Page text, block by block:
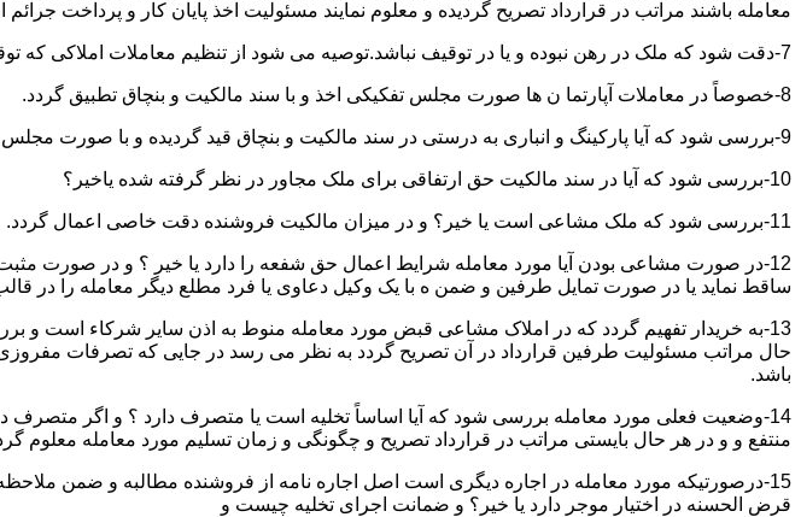
معامله باشند مراتب در قرارداد تصریح گردیده و معلوم نمایند مسئولیت اخذ پایان کار و پرداخت
7-دقت شود که ملک در رهن نبوده و یا در توقیف نباشد.توصیه می شود از تنظیم معاملات املاکی که توقیف می باشند خودداری نموده و انجام معامله را منوط به رفع توقیف و فک رهن نمائید.
8-خصوصاً در معاملات آپارتما ن ها صورت مجلس تفکیکی اخذ و با سند مالکیت و بنچاق تطبیق گردد.
9-بررسی شود که آیا پارکینگ و انباری به درستی در سند مالکیت و بنچاق قید گردیده و با صورت مجلس تفکیکی انطباق دارد یا خیر؟
10-بررسی شود که آیا در سند مالکیت حق ارتفاقی برای ملک مجاور در نظر گرفته شده یاخیر؟
11-بررسی شود که ملک مشاعی است یا خیر؟ و در میزان مالکیت فروشنده دقت خاصی اعمال گردد.
12-در صورت مشاعی بودن آیا مورد معامله شرایط اعمال حق شفعه را دارد یا خیر ؟ و در صورت
ساقط نماید یا در صورت تمایل طرفین و ضمن ه با یک وکیل دعاوی یا فرد مطلع دیگر معامله را در
13-به خریدار تفهیم گردد که در املاک مشاعی قبض مورد معامله منوط به اذن سایر شرکاء است و
حال مراتب مسئولیت طرفین قرارداد در آن تصریح گردد به نظر می رسد در جایی که تصرفات
باشد.
14-وضعیت فعلی مورد معامله بررسی شود که آیا اساساً تخلیه است یا متصرف دارد ؟ و اگر متصرف
منتفع و و در هر حال بایستی مراتب در قرارداد تصریح و چگونگی و زمان تسلیم مورد معامله معلوم
15-درصورتیکه مورد معامله در اجاره دیگری است اصل اجاره نامه از فروشنده مطالبه و ضمن
قرض الحسنه در اختیار موجر دارد یا خیر؟ و ضمانت اجرای تخلیه چیست و